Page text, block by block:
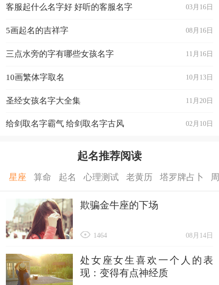
4. 铭瑾
难忘的帅气。
5. 辰锋
比，二者组合，如同时间的战士，锐利而不失优
雅。
“逸”字意味着超凡脱俗，自在闲适，“风”字又带有
一股随性的力量，二者结合，像是自由的风，帅气
而不羁。
7. 浩宇
“浩”字宏大广博，“宇”字指宇宙，二者结合，给人
8. 骏逸
“骏”字常用来形容马的英俊，意味着速度与力
03月16日
客服起什么名字好 好听的客服名字
08月16日
5画起名的吉祥字
11月16日
三点水旁的字有哪些女孩名字
10月13日
10画繁体字取名
11月20日
圣经女孩名字大全集
02月10日
给剑取名字霸气 给剑取名字古风
起名推荐阅读
星座 算命 起名 心理测试 老黄历 塔罗牌占卜
欺骗金牛座的下场
08月14日
1464
处女座女生喜欢一个人的表
现：变得有点神经质